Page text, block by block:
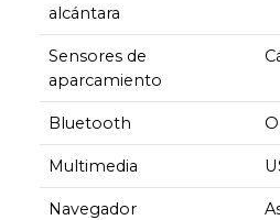
alcántara
Sensores de
aparcamiento
Bluetooth
Multimedia
Navegador